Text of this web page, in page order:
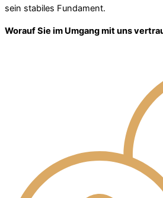
sein stabiles Fundament.
Worauf Sie im Umgang mit uns